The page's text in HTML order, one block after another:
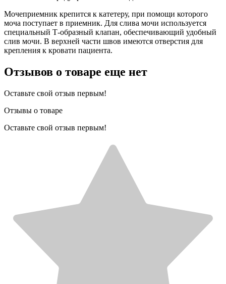
Мочеприемник крепится к катетеру, при помощи которого
моча поступает в приемник. Для слива мочи используется
специальный Т-образный клапан, обеспечивающий удобный
слив мочи. В верхней части швов имеются отверстия для
крепления к кровати пациента.
Отзывов о товаре еще нет
Оставьте свой отзыв первым!
Отзывы о товаре
Оставьте свой отзыв первым!